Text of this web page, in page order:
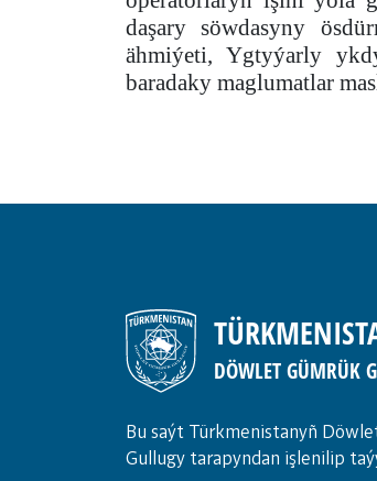
daşary söwdasyny
ähmiýeti, Ygtyýarly
baradaky maglumatlar
DÖWLET GÜMRÜK
Bu saýt Türkmenistanyñ
Gullugy tarapyndan işlenilip